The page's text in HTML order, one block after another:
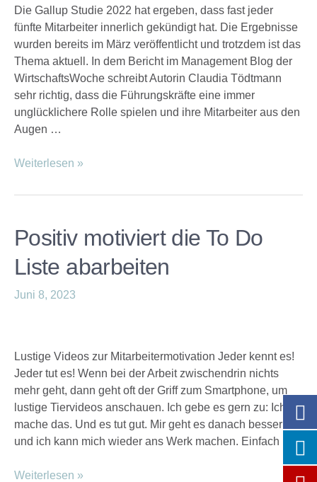
Die Gallup Studie 2022 hat ergeben, dass fast jeder
fünfte Mitarbeiter innerlich gekündigt hat. Die Ergebnisse
wurden bereits im März veröffentlicht und trotzdem ist das
Thema aktuell. In dem Bericht im Management Blog der
WirtschaftsWoche schreibt Autorin Claudia Tödtmann
sehr richtig, dass die Führungskräfte eine immer
unglücklichere Rolle spielen und ihre Mitarbeiter aus den
Augen …
Weiterlesen »
Positiv motiviert die To Do
Liste abarbeiten
Juni 8, 2023
Lustige Videos zur Mitarbeitermotivation Jeder kennt es!
Jeder tut es! Wenn bei der Arbeit zwischendrin nichts
mehr geht, dann geht oft der Griff zum Smartphone, um
lustige Tiervideos anschauen. Ich gebe es gern zu: Ich
mache das. Und es tut gut. Mir geht es danach besser
und ich kann mich wieder ans Werk machen. Einfach …
Weiterlesen »